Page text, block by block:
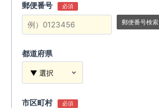
郵便番号 必須
郵便番号検索
都道府県
市区町村 必須